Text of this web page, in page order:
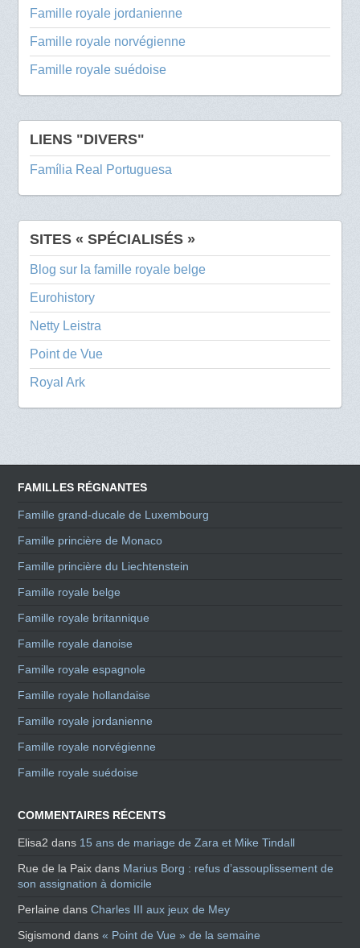
Famille royale jordanienne
Famille royale norvégienne
Famille royale suédoise
LIENS "DIVERS"
Família Real Portuguesa
SITES « SPÉCIALISÉS »
Blog sur la famille royale belge
Eurohistory
Netty Leistra
Point de Vue
Royal Ark
FAMILLES RÉGNANTES
Famille grand-ducale de Luxembourg
Famille princière de Monaco
Famille princière du Liechtenstein
Famille royale belge
Famille royale britannique
Famille royale danoise
Famille royale espagnole
Famille royale hollandaise
Famille royale jordanienne
Famille royale norvégienne
Famille royale suédoise
COMMENTAIRES RÉCENTS
Elisa2 dans 15 ans de mariage de Zara et Mike Tindall
Rue de la Paix dans Marius Borg : refus d’assouplissement de
son assignation à domicile
Perlaine dansCharles III aux jeux de Mey
Sigismond dans« Point de Vue » de la semaine